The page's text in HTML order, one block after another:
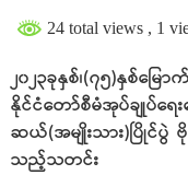
24 total views , 1
၂၀၂၃ခုနှစ်၊(၇၅)နှစ်
နိုင်ငံတော်စီမံအုပ်ချုပ်ရေး
ဆယ်(အမျိုးသား)ပြိုင်ပွဲ
သည့်သတင်း